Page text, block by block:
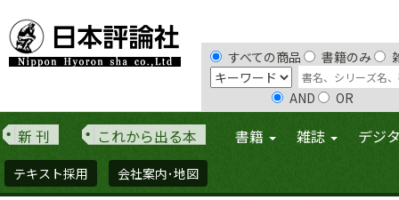
すべての商品 書籍のみ
AND OR
新 刊 これから出る本 書籍 雑誌 デジ
テキスト採用 会社案内･地図